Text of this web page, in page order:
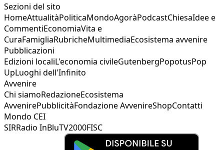
Sezioni del sito
HomeAttualitàPoliticaMondoAgoràPodcastChiesaIdee e
CommentiEconomiaVita e
CuraFamigliaRubricheMultimediaEcosistema avvenire
Pubblicazioni
Edizioni localiL'economia civileGutenbergPopotusPop
UpLuoghi dell'Infinito
Avvenire
Chi siamoRedazioneEcosistema
AvvenirePubblicitàFondazione AvvenireShopContatti
Mondo CEI
SIRRadio InBluTV2000FISC